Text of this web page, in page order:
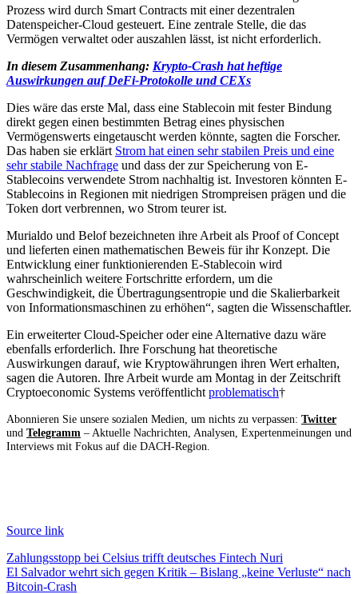
Prozess wird durch Smart Contracts mit einer dezentralen
Datenspeicher-Cloud gesteuert. Eine zentrale Stelle, die das
Vermögen verwaltet oder auszahlen lässt, ist nicht erforderlich.
In diesem Zusammenhang: Krypto-Crash hat heftige
Auswirkungen auf DeFi-Protokolle und CEXs
Dies wäre das erste Mal, dass eine Stablecoin mit fester Bindung
direkt gegen einen bestimmten Betrag eines physischen
Vermögenswerts eingetauscht werden könnte, sagten die Forscher.
Das haben sie erklärt Strom hat einen sehr stabilen Preis und eine
sehr stabile Nachfrage und dass der zur Speicherung von E-
Stablecoins verwendete Strom nachhaltig ist. Investoren könnten E-
Stablecoins in Regionen mit niedrigen Strompreisen prägen und die
Token dort verbrennen, wo Strom teurer ist.
Murialdo und Belof bezeichneten ihre Arbeit als Proof of Concept
und lieferten einen mathematischen Beweis für ihr Konzept. Die
Entwicklung einer funktionierenden E-Stablecoin wird
wahrscheinlich weitere Fortschritte erfordern, um die
Geschwindigkeit, die Übertragungsentropie und die Skalierbarkeit
von Informationsmaschinen zu erhöhen“, sagten die Wissenschaftler.
Ein erweiterter Cloud-Speicher oder eine Alternative dazu wäre
ebenfalls erforderlich. Ihre Forschung hat theoretische
Auswirkungen darauf, wie Kryptowährungen ihren Wert erhalten,
sagen die Autoren. Ihre Arbeit wurde am Montag in der Zeitschrift
Cryptoeconomic Systems veröffentlicht problematisch†
Abonnieren Sie unsere sozialen Medien, um nichts zu verpassen: Twitter
und Telegramm – Aktuelle Nachrichten, Analysen, Expertenmeinungen und
Interviews mit Fokus auf die DACH-Region.
Source link
Beitragsnavigation
Zahlungsstopp bei Celsius trifft deutsches Fintech Nuri
El Salvador wehrt sich gegen Kritik – Bislang „keine Verluste“ nach
Bitcoin-Crash